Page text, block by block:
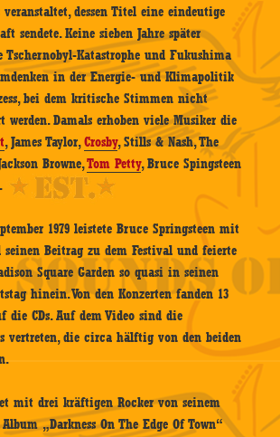
veranstaltet, dessen Titel eine eindeutige
sendete. Keine sieben Jahre später
Tschernobyl-Katastrophe und Fukushima
in der Energie- und Klimapolitik
bei dem kritische Stimmen nicht
werden. Damals erhoben viele Musiker die
, James Taylor,Crosby, Stills & Nash, The
Browne,Tom Petty, Bruce Spingsteen
1979 leistete Bruce Springsteen mit
seinen Beitrag zu dem Festival und feierte
Square Garden so quasi in seinen
hinein. Von den Konzerten fanden 13
die CDs. Auf dem Video sind die
vertreten, die circa hälftig von den beiden
mit drei kräftigen Rocker von seinem
„Darkness On The Edge Of Town“